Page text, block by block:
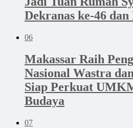
Dekranas ke-46
06
Makassar Raih
Nasional Wastra
Siap Perkuat
Budaya
07